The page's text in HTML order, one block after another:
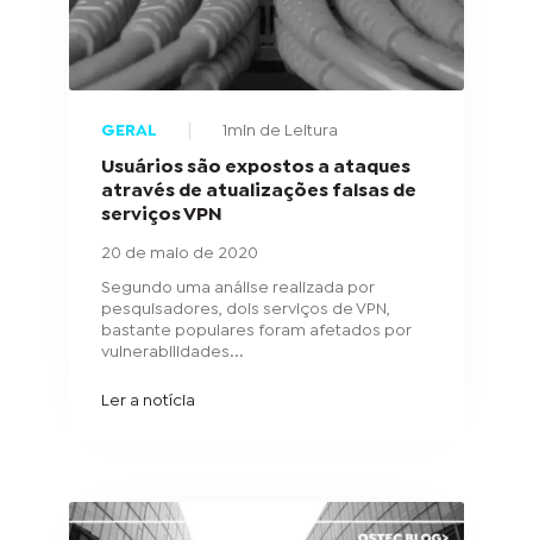
GERAL 1min de Leitura
Usuários são expostos a ataques
através de atualizações falsas de
serviços VPN
20 de maio de 2020
Segundo uma análise realizada por
pesquisadores, dois serviços de VPN,
bastante populares foram afetados por
vulnerabilidades...
Ler a notícia